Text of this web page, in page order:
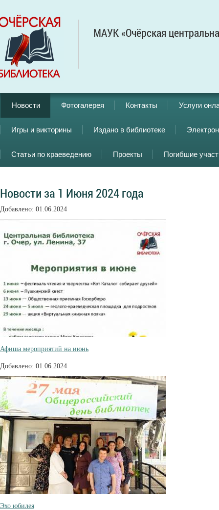
МАУК «Очёрская
Новости Фотогалерея Контакты Услуги
Игры и викторины Издано в библиотеке
Статьи по краеведению Проекты Погибшие
Новости за 1 Июня 2024 года
Добавлено: 01.06.2024
Афиша мероприятий на июнь
Добавлено: 01.06.2024
Эхо юбилея